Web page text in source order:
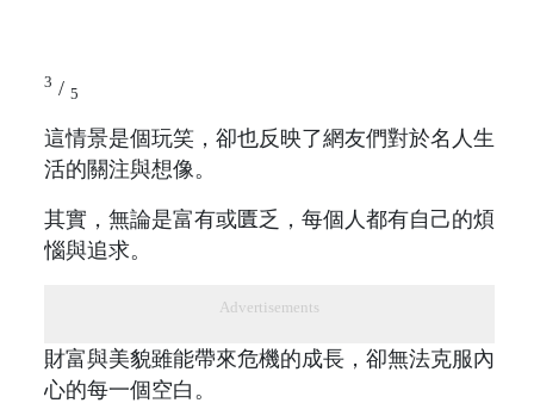
3 / 5
這情景是個玩笑，卻也反映了網友們對於名人生
活的關注與想像。
其實，無論是富有或匱乏，每個人都有自己的煩
惱與追求。
Advertisements
財富與美貌雖能帶來危機的成長，卻無法克服內
心的每一個空白。